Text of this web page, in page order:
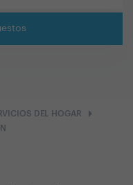
DEL HOGAR arrow_right